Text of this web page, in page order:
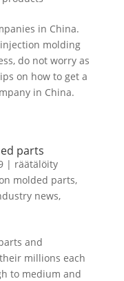
in China.
molding
do not worry as
on how to get a
in China.
parts
| räätälöity
molded parts,
news,
and
millions each
to medium and